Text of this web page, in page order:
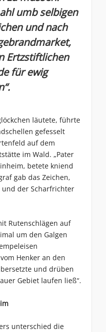
umb selbigen
und nach
Ertzstiftlichen
für ewig
läutete, führte
gefesselt
auf dem
im Wald. „Pater
betete kniend
gab das Zeichen,
der Scharfrichter
Rutenschlägen auf
um den Galgen
Henker an den
und drüben
Gebiet laufen ließ“.
unterschied die